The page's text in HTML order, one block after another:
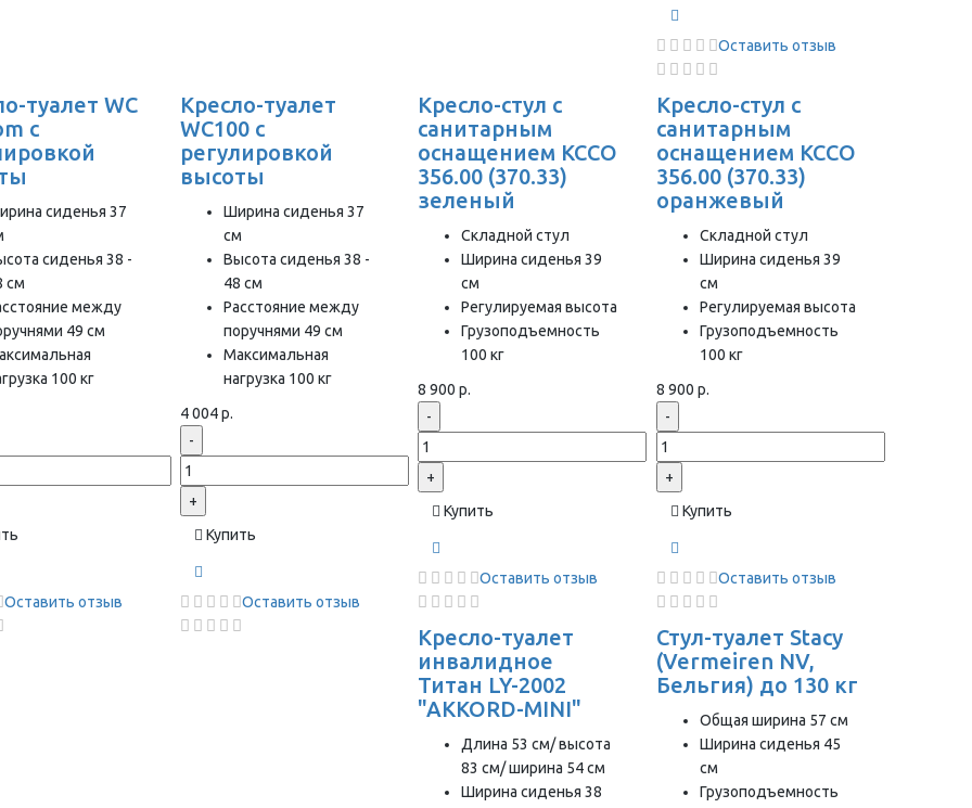
Оставить отзыв
туалет WC
с
сиденья 37
сиденья 38 -
см
между
49 см
100 кг
Оставить отзыв
Кресло-туалет
WC100 с
регулировкой
высоты
Ширина сиденья 37
см
Высота сиденья 38 -
48 см
Расстояние между
поручнями 49 см
Максимальная
нагрузка 100 кг
4 004 р.
-
+
Купить
Оставить отзыв
Кресло-стул с
санитарным
оснащением КССО
356.00 (370.33)
зеленый
Складной стул
Ширина сиденья 39
см
Регулируемая высота
Грузоподъемность
100 кг
8 900 р.
-
+
Купить
Оставить отзыв
Кресло-стул с
санитарным
оснащением КССО
356.00 (370.33)
оранжевый
Складной стул
Ширина сиденья 39
см
Регулируемая высота
Грузоподъемность
100 кг
8 900 р.
-
+
Купить
Оставить отзыв
Кресло-туалет
инвалидное
Титан LY-2002
"AKKORD-MINI"
Длина 53 см/ высота
83 см/ ширина 54 см
Ширина сиденья 38
Стул-туалет Stacy
(Vermeiren NV,
Бельгия) до 130 кг
Общая ширина 57 см
Ширина сиденья 45
см
Грузоподъемность